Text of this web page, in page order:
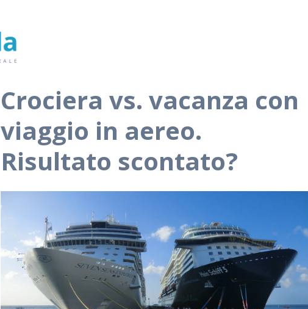
Crociera vs. vacanza con
viaggio in aereo.
Risultato scontato?